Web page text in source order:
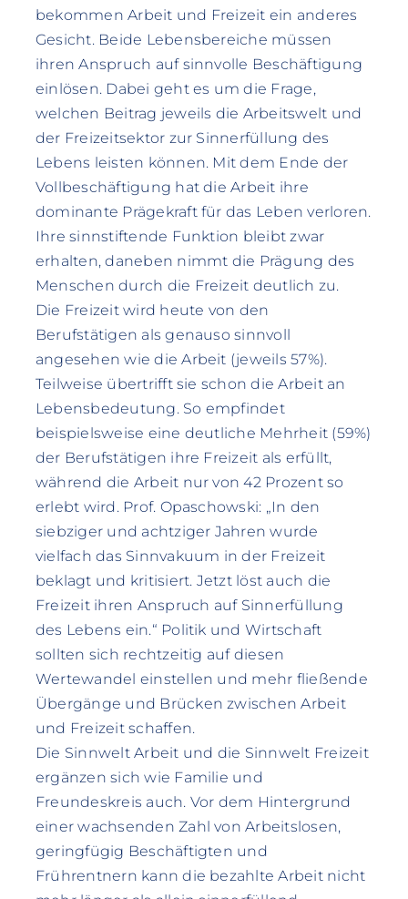
bekommen Arbeit und Freizeit ein anderes
Gesicht. Beide Lebensbereiche müssen
ihren Anspruch auf sinnvolle Beschäftigung
einlösen. Dabei geht es um die Frage,
welchen Beitrag jeweils die Arbeitswelt und
der Freizeitsektor zur Sinnerfüllung des
Lebens leisten können. Mit dem Ende der
Vollbeschäftigung hat die Arbeit ihre
dominante Prägekraft für das Leben verloren.
Ihre sinnstiftende Funktion bleibt zwar
erhalten, daneben nimmt die Prägung des
Menschen durch die Freizeit deutlich zu.
Die Freizeit wird heute von den
Berufstätigen als genauso sinnvoll
angesehen wie die Arbeit (jeweils 57%).
Teilweise übertrifft sie schon die Arbeit an
Lebensbedeutung. So empfindet
beispielsweise eine deutliche Mehrheit (59%)
der Berufstätigen ihre Freizeit als erfüllt,
während die Arbeit nur von 42 Prozent so
erlebt wird. Prof. Opaschowski: „In den
siebziger und achtziger Jahren wurde
vielfach das Sinnvakuum in der Freizeit
beklagt und kritisiert. Jetzt löst auch die
Freizeit ihren Anspruch auf Sinnerfüllung
des Lebens ein.“ Politik und Wirtschaft
sollten sich rechtzeitig auf diesen
Wertewandel einstellen und mehr fließende
Übergänge und Brücken zwischen Arbeit
und Freizeit schaffen.
Die Sinnwelt Arbeit und die Sinnwelt Freizeit
ergänzen sich wie Familie und
Freundeskreis auch. Vor dem Hintergrund
einer wachsenden Zahl von Arbeitslosen,
geringfügig Beschäftigten und
Frührentnern kann die bezahlte Arbeit nicht